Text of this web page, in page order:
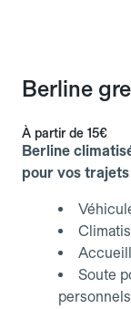
Berline
À partir de 15€
Berline
pour vos
Soute
personnels